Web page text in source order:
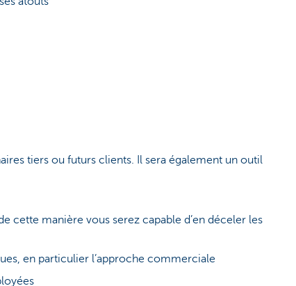
tiers ou futurs clients. Il sera également un outil
cette manière vous serez capable d’en déceler les
en particulier l’approche commerciale